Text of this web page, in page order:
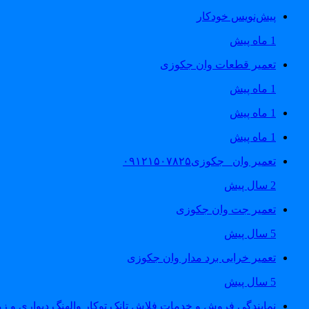
پیش‌نویس خودکار
1 ماه پیش
تعمیر قطعات وان جکوزی
1 ماه پیش
1 ماه پیش
1 ماه پیش
تعمیر وان _جکوزی۰۹۱۲۱۵۰۷۸۲۵
2 سال پیش
تعمیر جت وان جکوزی
5 سال پیش
تعمیر خرابی برد مدار وان جکوزی
5 سال پیش
نمایندگی فروش و خدمات فلاش تانک توکار والهنگ دیواری و زمینی